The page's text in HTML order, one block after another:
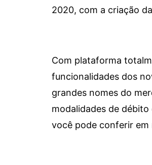
2020, com a criação
Com plataforma
funcionalidades dos
grandes nomes do
modalidades de
você pode conferir em